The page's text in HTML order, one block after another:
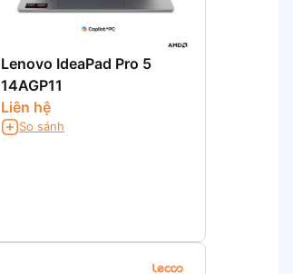
Lenovo IdeaPad Pro 5
14AGP11
Liên hệ
So sánh